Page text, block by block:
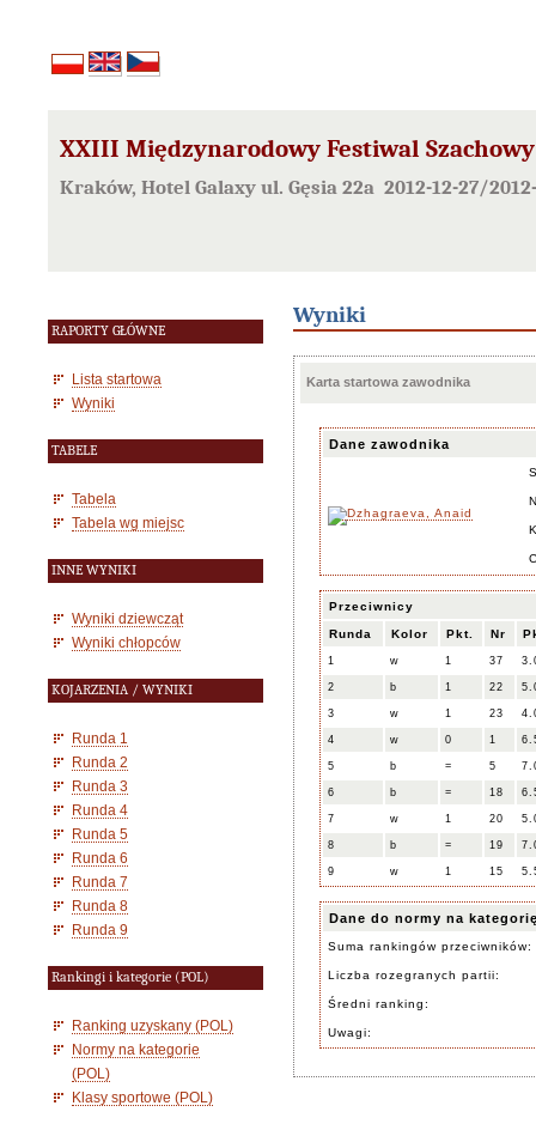
XXIII Międzynarodowy Festiwal Szachowy
Kraków, Hotel Galaxy ul. Gęsia 22a 2012-12-27/
RAPORTY GŁÓWNE
Lista startowa
Wyniki
TABELE
Tabela
Tabela wg miejsc
INNE WYNIKI
Wyniki dziewcząt
Wyniki chłopców
KOJARZENIA / WYNIKI
Runda 1
Runda 2
Runda 3
Runda 4
Runda 5
Runda 6
Runda 7
Runda 8
Runda 9
Rankingi i kategorie (POL)
Ranking uzyskany (POL)
Normy na kategorie
(POL)
Klasy sportowe (POL)
Wyniki
Karta startowa zawodnika
Dane zawodnika
Przeciwnicy
Runda Kolor Pkt. Nr
1 w 1 37
2 b 1 22
3 w 1 23
4 w 0 1
5 b = 5
6 b = 18
7 w 1 20
8 b = 19
9 w 1 15
Dane do normy na
Suma rankingów przeciwników:
Liczba rozegranych partii:
Średni ranking:
Uwagi: